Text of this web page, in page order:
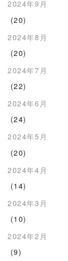
2024年9月
(20)
2024年8月
(20)
2024年7月
(22)
2024年6月
(24)
2024年5月
(20)
2024年4月
(14)
2024年3月
(10)
2024年2月
(9)